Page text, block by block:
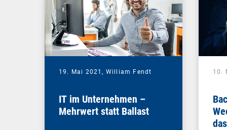
19. Mai 2021, William Fendt
IT im Unternehmen –
Mehrwert statt Ballast
10.